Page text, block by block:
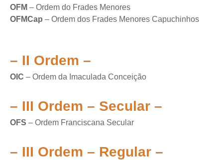
OFM – Ordem do Frades Menores
OFMCap – Ordem dos Frades Menores Capuchinhos
– II Ordem –
OIC – Ordem da Imaculada Conceição
– III Ordem – Secular –
OFS – Ordem Franciscana Secular
– III Ordem – Regular –